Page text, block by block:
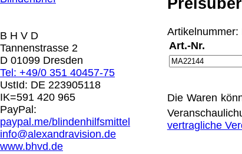
B H V D
Tannenstrasse 2
D 01099 Dresden
Tel: +49/0 351 40457-75
UstId: DE 223905118
IK=591 420 965
PayPal:
paypal.me/blindenhilfsmittel
info@alexandravision.de
www.bhvd.de
Artikelnummer:
Art.-Nr.
Die Waren
vertragliche
0.00 €
Die in diesem Dokument genannten
technische Änderungen vorbehalten.
letzte Änderung: 10. März 2026 Blinden Hilfsmittel
Mit einem Urteil vom 12.05.1998 - 312 O 85/98 -
die Anbringung eines Links, die Inhalte der
werden, dass man sich ausdrücklich von diesen
aller gelinkten Seiten auf unserer Homepage
unserer Homepage angebrachten Links.